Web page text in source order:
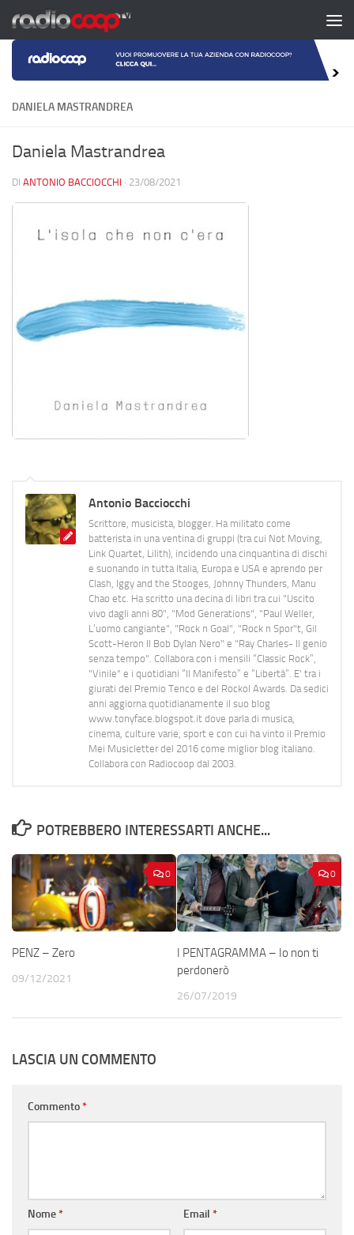
Salta al contenuto
DANIELA MASTRANDREA
Daniela Mastrandrea
DI ANTONIO BACCIOCCHI · 23/08/2021
Antonio Bacciocchi
Scrittore, musicista, blogger. Ha militato come
batterista in una ventina di gruppi (tra cui Not Moving,
Link Quartet, Lilith), incidendo una cinquantina di dischi
e suonando in tutta Italia, Europa e USA e aprendo per
Clash, Iggy and the Stooges, Johnny Thunders, Manu
Chao etc. Ha scritto una decina di libri tra cui "Uscito
vivo dagli anni 80", "Mod Generations", "Paul Weller,
L’uomo cangiante", "Rock n Goal", "Rock n Spor"t, Gil
Scott-Heron Il Bob Dylan Nero" e "Ray Charles- Il genio
senza tempo". Collabora con i mensili “Classic Rock”,
"Vinile" e i quotidiani “Il Manifesto” e “Libertà”. E' tra i
giurati del Premio Tenco e del Rockol Awards. Da sedici
anni aggiorna quotidianamente il suo blog
www.tonyface.blogspot.it dove parla di musica,
cinema, culture varie, sport e con cui ha vinto il Premio
Mei Musicletter del 2016 come miglior blog italiano.
Collabora con Radiocoop dal 2003.
POTREBBERO INTERESSARTI ANCHE...
0
PENZ – Zero
09/12/2021
0
I PENTAGRAMMA – Io non ti
perdonerò
26/07/2019
LASCIA UN COMMENTO
Commento*
Nome* Email *